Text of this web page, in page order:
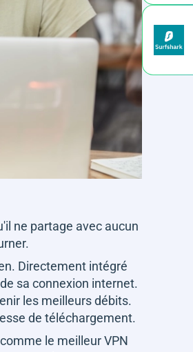
ne partage avec aucun
Directement intégré
sa connexion internet.
les meilleurs débits.
de téléchargement.
le meilleur VPN